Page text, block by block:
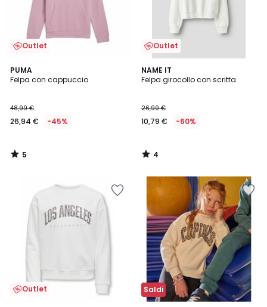
Outlet
PUMA
Felpa con cappuccio
48,99 €
26,94 € -45%
5
/
5
/
Outlet
NAME IT
Felpa girocollo con scritta
26,99 €
10,79 € -60%
4
/
4
/
Outlet Saldi